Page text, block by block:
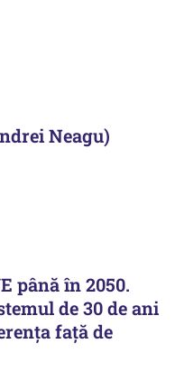
Neagu)
până în 2050.
de 30 de ani
faţă de